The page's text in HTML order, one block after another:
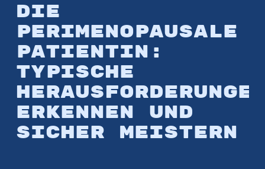
Die
perimenopausale
Patientin:
Typische
erkennen und
sicher meistern